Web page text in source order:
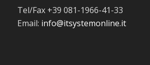
Tel/Fax +39 081-1966-41-33
Email: info@itsystemonline.it